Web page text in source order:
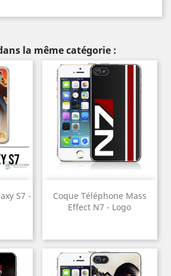
la même catégorie :
S7 -
Coque Téléphone Mass
Effect N7 - Logo